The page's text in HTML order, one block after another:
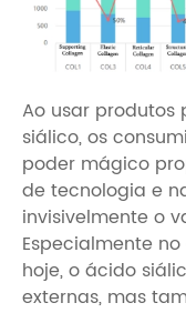
Ao usar
siálico, os
poder mágico
de tecnologia e
invisivelmente o
Especialmente
hoje, o ácido
externas, mas